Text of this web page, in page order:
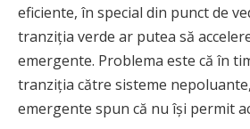
eficiente, în special din punct de
tranziția verde ar putea să
emergente. Problema este că în
tranziția către sisteme
emergente spun că nu își permit